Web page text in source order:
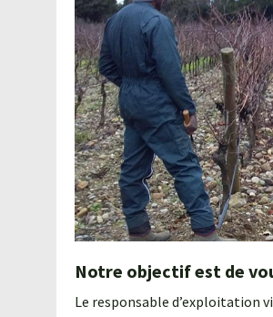
Notre objectif est de
Le responsable d’exploitation